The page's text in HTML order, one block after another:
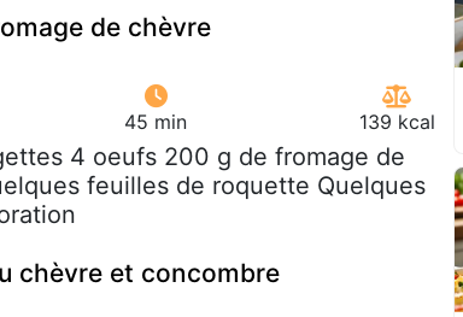
de chèvre
45 min 139 kcal
4 oeufs 200 g de fromage de
feuilles de roquette Quelques
chèvre et concombre